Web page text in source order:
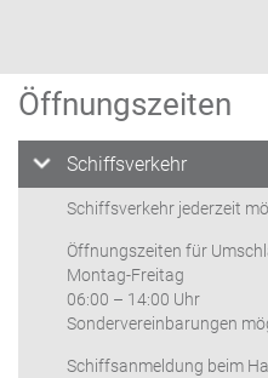
Öffnungszeiten
Schiffsverkehr
Schiffsverkehr jederzeit
Öffnungszeiten für
Montag-Freitag
06:00 – 14:00 Uhr
Sondervereinbarungen
Schiffsanmeldung beim